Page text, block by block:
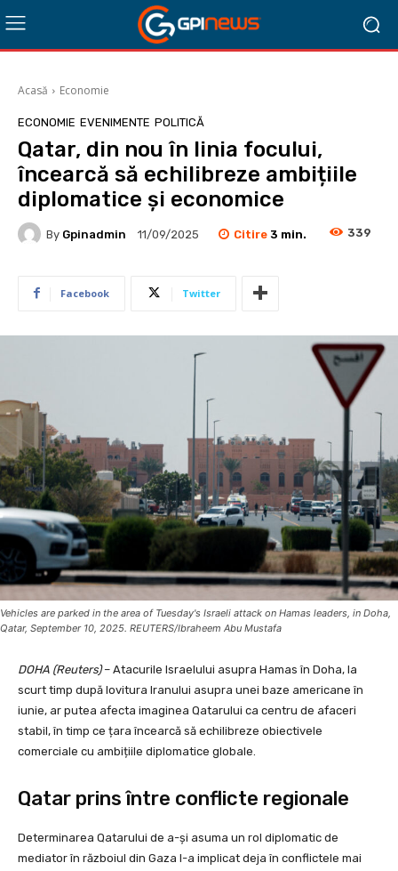
Acasă Economie
ECONOMIE EVENIMENTE POLITICĂ
Qatar, din nou în linia focului,
încearcă să echilibreze ambițiile
diplomatice și economice
By Gpinadmin 11/09/2025 Citire 3 min. 339
Facebook Twitter
Vehicles are parked in the area of Tuesday's Israeli attack on Hamas leaders, in Doha,
Qatar, September 10, 2025. REUTERS/Ibraheem Abu Mustafa
DOHA (Reuters)– Atacurile Israelului asupra Hamas în Doha, la
scurt timp după lovitura Iranului asupra unei baze americane în
iunie, ar putea afecta imaginea Qatarului ca centru de afaceri
stabil, în timp ce țara încearcă să echilibreze obiectivele
comerciale cu ambițiile diplomatice globale.
Qatar prins între conflicte regionale
Determinarea Qatarului de a-și asuma un rol diplomatic de
mediator în războiul din Gaza l-a implicat deja în conflictele mai